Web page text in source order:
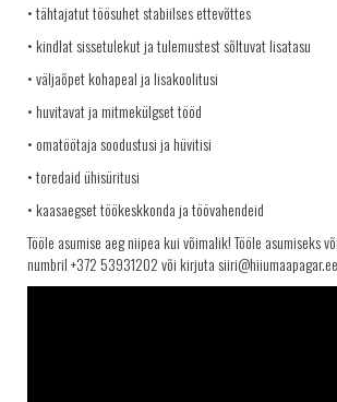
• tähtajatut töösuhet stabiilses ettevõttes
• kindlat sissetulekut ja tulemustest sõltuvat lisatasu
• väljaõpet kohapeal ja lisakoolitusi
• huvitavat ja mitmekülgset tööd
• omatöötaja soodustusi ja hüvitisi
• toredaid ühisüritusi
• kaasaegset töökeskkonda ja töövahendeid
Tööle asumise aeg niipea kui võimalik! Tööle asumiseks
numbril +372 53931202 või kirjuta